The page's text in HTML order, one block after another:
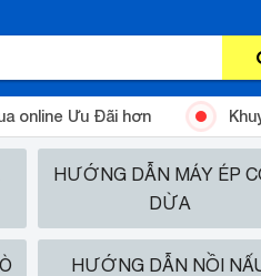
online Ưu Đãi hơn
HƯỚNG DẪN MÁY ÉP
DỪA
HƯỚNG DẪN NỒI